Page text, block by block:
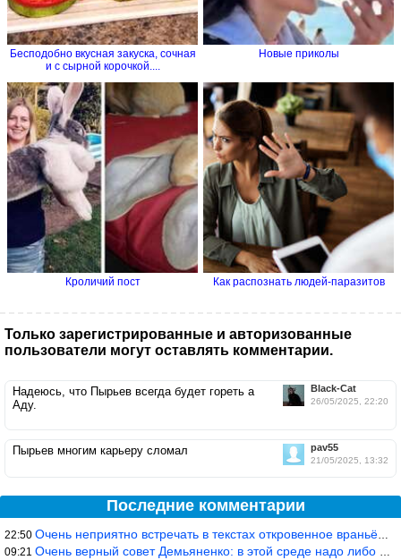
Бесподобно вкусная закуска, сочная
и с сырной корочкой....
Новые приколы
Кроличий пост Как распознать людей-паразитов
Только зарегистрированные и авторизованные
пользователи могут оставлять комментарии.
Black-Cat
26/05/2025, 22:20
Надеюсь, что Пырьев всегда будет гореть а
Аду.
pav55
21/05/2025, 13:32
Пырьев многим карьеру сломал
Последние комментарии
22:50 Очень неприятно встречать в текстах откровенное враньё… Конкретн
09:21 Очень верный совет Демьяненко: в этой среде надо либо иметь зубы